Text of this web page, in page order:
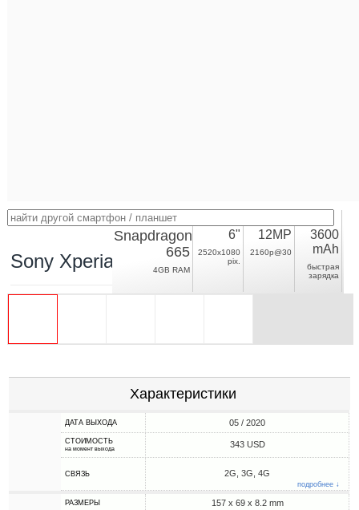
Sony Xperia 10 II
Snapdragon
665
4GB RAM
6"
2520x1080
pix.
12MP
2160p@30
3600
mAh
быстрая
зарядка
Характеристики
ДАТА ВЫХОДА 05 / 2020
СТОИМОСТЬ
на момент выхода 343 USD
СВЯЗЬ 2G, 3G, 4G
подробнее ↓
РАЗМЕРЫ 157 x 69 x 8.2 mm